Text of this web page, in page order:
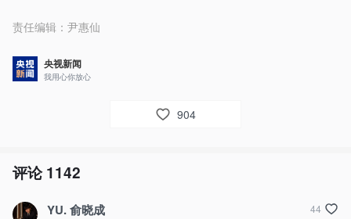
责任编辑： 尹惠仙
央视新闻
我用心你放心
904
评论1142
YU. 俞晓成 44